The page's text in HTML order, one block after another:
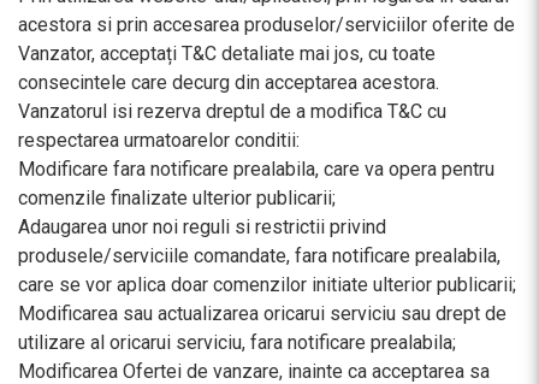
acestora si prin accesarea produselor/serviciilor oferite de
Vanzator, acceptați T&C detaliate mai jos, cu toate
consecintele care decurg din acceptarea acestora.
Vanzatorul isi rezerva dreptul de a modifica T&C cu
respectarea urmatoarelor conditii:
Modificare fara notificare prealabila, care va opera pentru
comenzile finalizate ulterior publicarii;
Adaugarea unor noi reguli si restrictii privind
produsele/serviciile comandate, fara notificare prealabila,
care se vor aplica doar comenzilor initiate ulterior publicarii;
Modificarea sau actualizarea oricarui serviciu sau drept de
utilizare al oricarui serviciu, fara notificare prealabila;
Modificarea Ofertei de vanzare, inainte ca acceptarea sa